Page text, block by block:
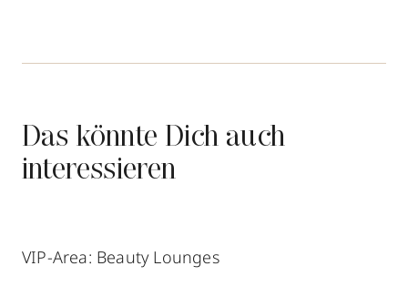
Das könnte Dich auch
interessieren
VIP-Area: Beauty Lounges